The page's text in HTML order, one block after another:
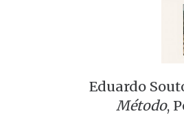
Eduardo
Método,